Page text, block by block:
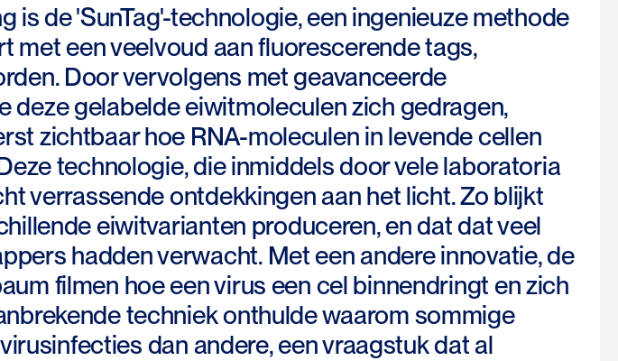
is de 'SunTag'-technologie, een ingenieuze methode
met een veelvoud aan fluorescerende tags,
Door vervolgens met geavanceerde
deze gelabelde eiwitmoleculen zich gedragen,
zichtbaar hoe RNA-moleculen in levende cellen
technologie, die inmiddels door vele laboratoria
verrassende ontdekkingen aan het licht. Zo blijkt
eiwitvarianten produceren, en dat dat veel
hadden verwacht. Met een andere innovatie, de
filmen hoe een virus een cel binnendringt en zich
techniek onthulde waarom sommige
dan andere, een vraagstuk dat al